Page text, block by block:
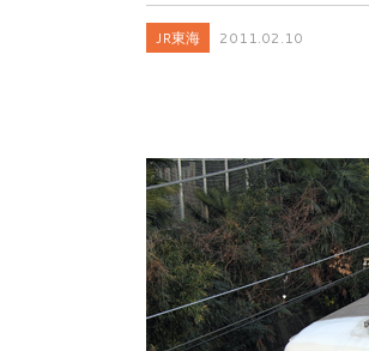
JR東海 2011.02.10